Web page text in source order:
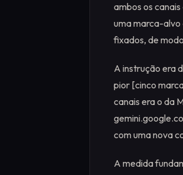
ambos os
uma marca-alvo
fixados, de
A instrução era
pior [cinco
canais era o da
com uma nova
A medida